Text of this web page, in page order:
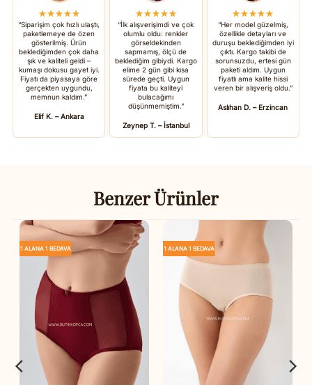
★★★★★
“Siparişim çok hızlı ulaştı,
paketlemeye de özen
gösterilmiş. Ürün
beklediğimden çok daha
şık ve kaliteli geldi –
kumaşı dokusu gayet iyi.
Fiyatı da piyasaya göre
gerçekten uygundu,
memnun kaldım.”
Elif K. – Ankara
★★★★★
“İlk alışverişimdi ve çok
olumlu oldu: renkler
görseldekinden
sapmamış, ölçü de
beklediğim gibiydi. Kargo
elime 2 gün gibi kısa
sürede geçti. Uygun
fiyata bu kaliteyi
bulacağımı
düşünmemiştim.”
Zeynep T. – İstanbul
★★★★★
“Her model güzelmiş,
özellikle detayları ve
duruşu beklediğimden iyi
çıktı. Kargo takibi de
sorunsuzdu, ertesi gün
paketi aldım. Uygun
fiyatlı ama kalite hissi
veren bir alışveriş oldu.”
Aslıhan D. – Erzincan
Benzer Ürünler
1 ALANA 1 BEDAVA 1 ALANA 1 BEDAVA